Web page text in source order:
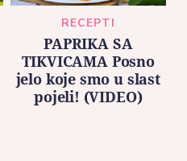
RECEPTI
PAPRIKA SA
TIKVICAMA Posno
jelo koje smo u slast
pojeli! (VIDEO)